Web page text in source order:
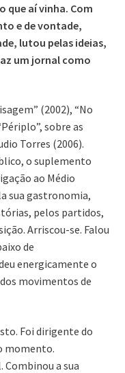
que aí vinha. Com
e de vontade,
lutou pelas ideias,
um jornal como
(2002), “No
sobre as
Torres (2006).
o suplemento
ao Médio
sua gastronomia,
pelos partidos,
Arriscou-se. Falou
de
energicamente o
movimentos de
Foi dirigente do
momento.
a sua